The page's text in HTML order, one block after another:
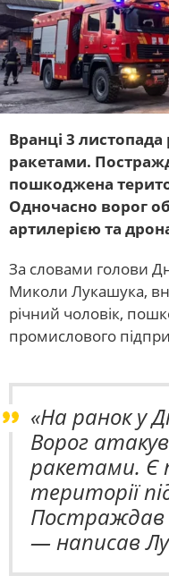
Вранці 3
ракетами.
пошкоджена
Одночасно ворог
артилерією та
За словами голови
Миколи Лукашука,
річний чоловік,
промислового
«На ранок у
Ворог
ракетами. Є
території
Постраждав
— написав